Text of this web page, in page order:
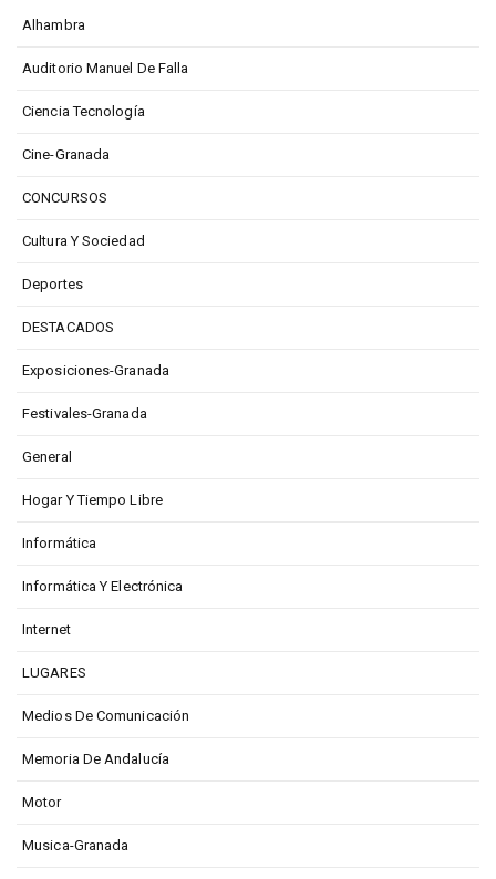
Alhambra
Auditorio Manuel De Falla
Ciencia Tecnología
Cine-Granada
CONCURSOS
Cultura Y Sociedad
Deportes
DESTACADOS
Exposiciones-Granada
Festivales-Granada
General
Hogar Y Tiempo Libre
Informática
Informática Y Electrónica
Internet
LUGARES
Medios De Comunicación
Memoria De Andalucía
Motor
Musica-Granada